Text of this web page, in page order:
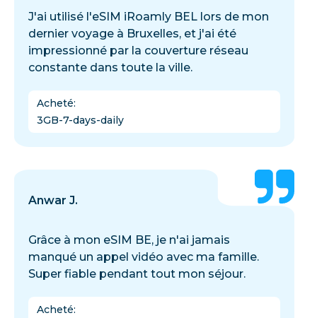
J'ai utilisé l'eSIM iRoamly BEL lors de mon
dernier voyage à Bruxelles, et j'ai été
impressionné par la couverture réseau
constante dans toute la ville.
Acheté:
3GB-7-days-daily
Anwar J.
Grâce à mon eSIM BE, je n'ai jamais
manqué un appel vidéo avec ma famille.
Super fiable pendant tout mon séjour.
Acheté: